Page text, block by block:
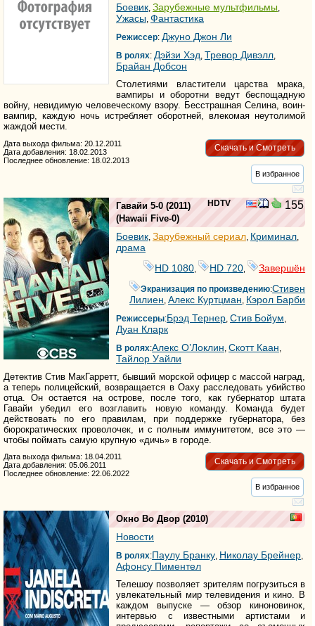
Боевик, Зарубежные мультфильмы,
Ужасы, Фантастика
Режиссер: Джуно Джон Ли
В ролях: Дэйзи Хэд, Тревор Дивэлл,
Брайан Добсон
Столетиями властители царства мрака,
вампиры и оборотни ведут беспощадную
войну, невидимую человеческому взору. Бесстрашная Селина, воин-
вампир, каждую ночь истребляет оборотней, влекомая неутолимой
жаждой мести.
Скачать и Смотреть
Дата выхода фильма: 20.12.2011
Дата добавления: 18.02.2013
Последнее обновление: 18.02.2013
В избранное
HDTV 155
Гавайи 5-0 (2011)
(Hawaii Five-0)
Боевик Зарубежный сериал Криминал
драма
HD 1080
HD 720 Завершён
Экранизация по произведению:Стивен
Лилиен ,Алекс Куртцман Кэрол Барби
Режиссеры:Брэд Тернер Стив Бойум
Дуан Кларк
В ролях:Алекс О’Локлин Скотт Каан
Тайлор Уайли
Детектив Стив МакГарретт, бывший морской офицер с массой наград,
а теперь полицейский, возвращается в Оаху расследовать убийство
отца. Он остается на острове, после того, как губернатор штата
Гавайи убедил его возглавить новую команду. Команда будет
действовать по его правилам, при поддержке губернатора, без
бюрократических проволочек, и с полным иммунитетом, все это —
чтобы поймать самую крупную «дичь» в городе.
Скачать и Смотреть
Дата выхода фильма: 18.04.2011
Дата добавления: 05.06.2011
Последнее обновление: 22.06.2022
В избранное
Окно Во Двор (2010)
Новости
В ролях:Паулу Бранку, Николау Брейнер,
Афонсу Пиментел
Телешоу позволяет зрителям погрузиться в
увлекательный мир телевидения и кино. В
каждом выпуске — обзор киноновинок,
интервью с известными артистами и